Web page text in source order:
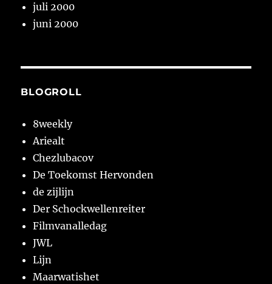
juli 2000
juni 2000
BLOGROLL
8weekly
Ariealt
Chezlubacov
De Toekomst Hervonden
de zijlijn
Der Schockwellenreiter
Filmvanalledag
JWL
Lijn
Maarwatishet